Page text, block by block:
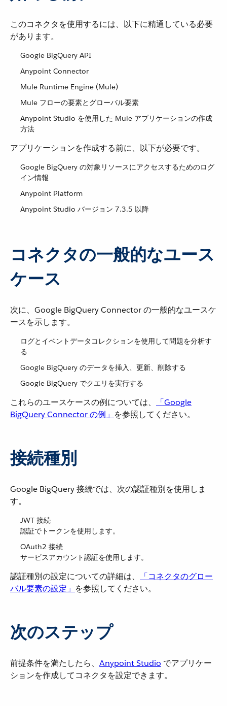
このコネクタを使用するには、以下に精通している必要
があります。
Google BigQuery API
Anypoint Connector
Mule Runtime Engine (Mule)
Mule フローの要素とグローバル要素
Anypoint Studio を使用した Mule アプリケーションの作成
方法
アプリケーションを作成する前に、以下が必要です。
Google BigQuery の対象リソースにアクセスするためのログ
イン情報
Anypoint Platform
Anypoint Studio バージョン 7.3.5 以降
コネクタの一般的なユース
ケース
次に、Google BigQuery Connector の一般的なユースケ
ースを示します。
ログとイベントデータコレクションを使用して問題を分析す
る
Google BigQuery のデータを挿入、更新、削除する
Google BigQuery でクエリを実行する
これらのユースケースの例については、​
「Google
BigQuery Connector の例」 ​を参照してください。
接続種別
Google BigQuery 接続では、次の認証種別を使用しま
す。
JWT 接続
認証でトークンを使用します。
OAuth2 接続
サービスアカウント認証を使用します。
認証種別の設定についての詳細は、​
「コネクタのグロー
バル要素の設定」 ​を参照してください。
次のステップ
前提条件を満たしたら、​ Anypoint Studio ​ でアプリケー
ションを作成してコネクタを設定できます。